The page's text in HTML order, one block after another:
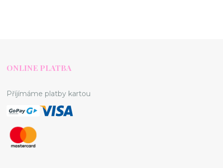
ONLINE PLATBA
Příjímáme platby kartou